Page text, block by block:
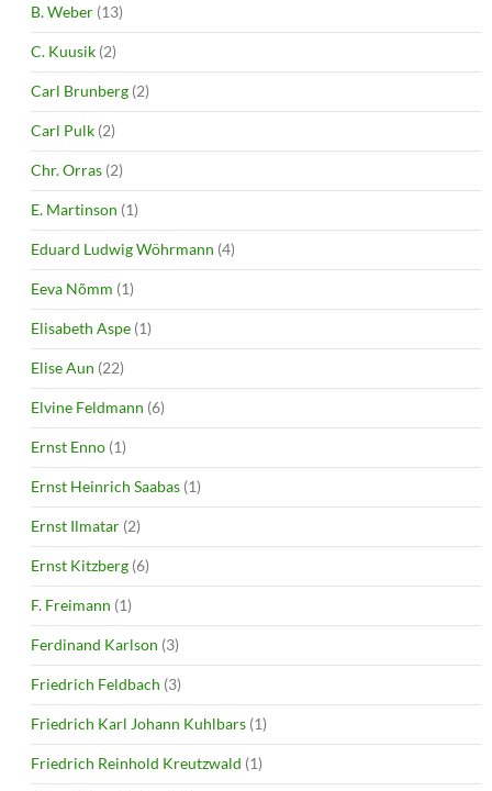
B. Weber (13)
C. Kuusik (2)
Carl Brunberg (2)
Carl Pulk (2)
Chr. Orras (2)
E. Martinson (1)
Eduard Ludwig Wöhrmann (4)
Eeva Nõmm (1)
Elisabeth Aspe (1)
Elise Aun (22)
Elvine Feldmann (6)
Ernst Enno (1)
Ernst Heinrich Saabas (1)
Ernst Ilmatar (2)
Ernst Kitzberg (6)
F. Freimann (1)
Ferdinand Karlson (3)
Friedrich Feldbach (3)
Friedrich Karl Johann Kuhlbars (1)
Friedrich Reinhold Kreutzwald (1)